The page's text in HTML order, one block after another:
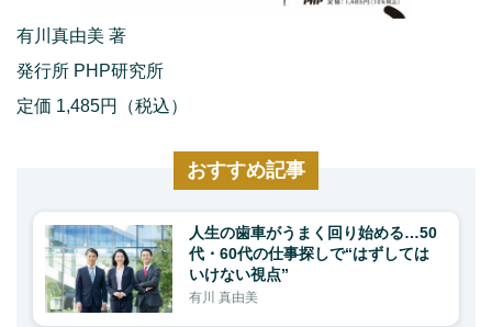
有川真由美 著
発行所 PHP研究所
定価 1,485円（税込）
おすすめ記事
人生の歯車がうまく回り始める…50
代・60代の仕事探しで“はずしては
いけない視点”
有川 真由美